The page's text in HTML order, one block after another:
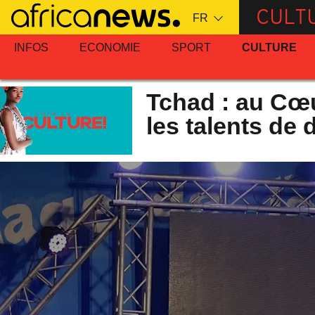
Passer
au
contenu
INFOS ECONOMIE SPORT CULTURE
Tchad : au
les talents de